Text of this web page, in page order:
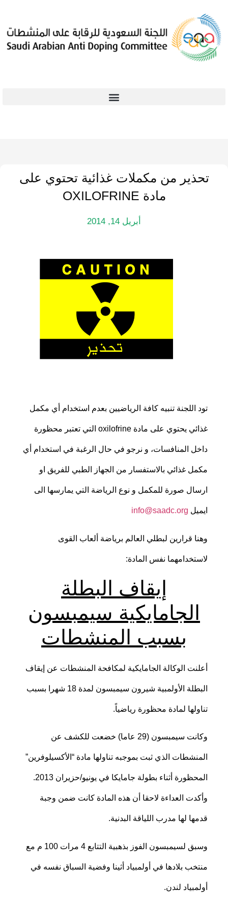
تحذير من مكملات غذائية تحتوي على
مادة OXILOFRINE
أبريل 14, 2014
تود اللجنة تنبيه كافة الرياضيين بعدم استخدام أي مكمل
غذائي يحتوي على مادة oxilofrine التي تعتبر محظورة
داخل المنافسات، و نرجو في حال الرغبة في استخدام أي
مكمل غذائي بالاستفسار من الجهاز الطبي للفريق او
ارسال صورة للمكمل و نوع الرياضة التي يمارسها الى
ايميل info@saadc.org
وهنا قرارين لبطلي العالم برياضة ألعاب القوى
لاستخدامهما نفس المادة:
إيقاف البطلة
الجامايكية سيمبسون
بسبب المنشطات
أعلنت الوكالة الجامايكية لمكافحة المنشطات عن إيقاف
البطلة الأولمبية شيرون سيمبسون لمدة 18 شهرا بسبب
تناولها لمادة محظورة رياضياً.
وكانت سيمبسون (29 عاما) خضعت للكشف عن
المنشطات الذي ثبت بموجبه تناولها مادة “الأكسيلوفرين”
المحظورة أثناء بطولة جامايكا في يونيو/حزيران 2013.
وأكدت العداءة لاحقا أن هذه المادة كانت ضمن وجبة
قدمها لها مدرب اللياقة البدنية.
وسبق لسيمبسون الفوز بذهبية التتابع 4 مرات 100 م مع
منتخب بلادها في أولمبياد أثينا وفضية السباق نفسه في
أولمبياد لندن.